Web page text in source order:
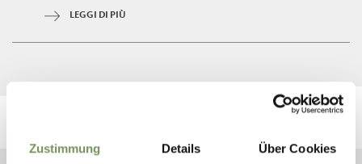
Zustimmung Details Über Cookies
LEGGI DI PIÙ